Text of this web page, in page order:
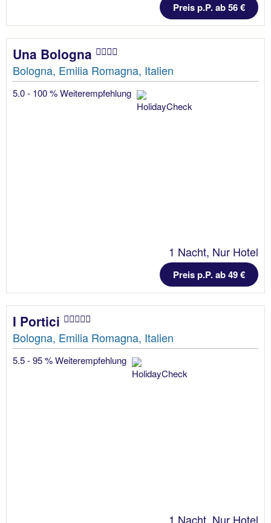
Preis p.P. ab 56 €
Una Bologna
Bologna, Emilia Romagna, Italien
5.0 - 100 % Weiterempfehlung
1 Nacht, Nur Hotel
Preis p.P. ab 49 €
I Portici
Bologna, Emilia Romagna, Italien
5.5 - 95 % Weiterempfehlung
1 Nacht, Nur Hotel